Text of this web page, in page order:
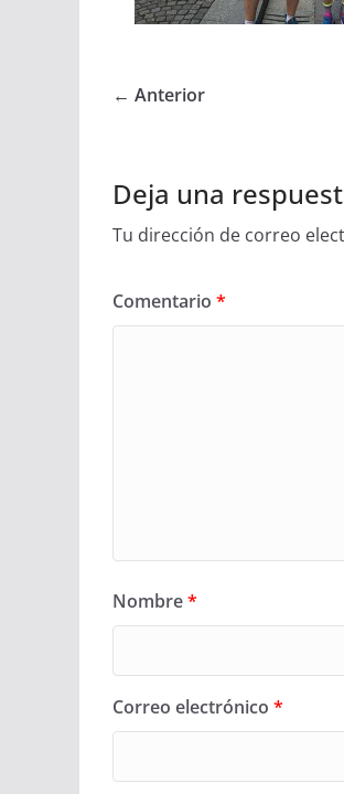
← Anterior
Deja una
Tu dirección de correo
Comentario *
Nombre*
Correo electrónico *